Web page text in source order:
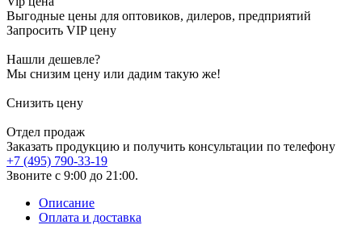
Выгодные цены для оптовиков, дилеров, предприятий
Запросить VIP цену
Нашли дешевле?
Мы снизим цену или дадим такую же!
Снизить цену
Отдел продаж
Заказать продукцию и получить консультации по телефону
+7 (495) 790-33-19
Звоните с 9:00 до 21:00.
Описание
Оплата и доставка